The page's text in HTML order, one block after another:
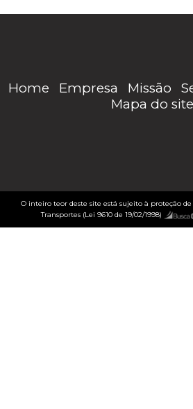
Home Empresa Missão
Mapa do site
O inteiro teor deste site está sujeito à proteção
Transportes (Lei 9610 de 19/02/1998)